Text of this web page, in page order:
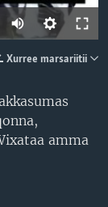
Xurree marsariitii
amma